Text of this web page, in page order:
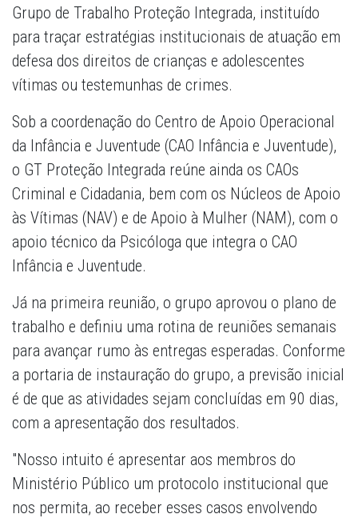
Grupo de Trabalho Proteção Integrada, instituído
para traçar estratégias institucionais de atuação em
defesa dos direitos de crianças e adolescentes
vítimas ou testemunhas de crimes.
Sob a coordenação do Centro de Apoio Operacional
da Infância e Juventude (CAO Infância e Juventude),
o GT Proteção Integrada reúne ainda os CAOs
Criminal e Cidadania, bem com os Núcleos de Apoio
às Vítimas (NAV) e de Apoio à Mulher (NAM), com o
apoio técnico da Psicóloga que integra o CAO
Infância e Juventude.
Já na primeira reunião, o grupo aprovou o plano de
trabalho e definiu uma rotina de reuniões semanais
para avançar rumo às entregas esperadas. Conforme
a portaria de instauração do grupo, a previsão inicial
é de que as atividades sejam concluídas em 90 dias,
com a apresentação dos resultados.
"Nosso intuito é apresentar aos membros do
Ministério Público um protocolo institucional que
nos permita, ao receber esses casos envolvendo